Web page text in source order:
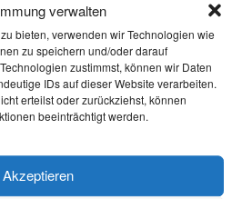
verwalten
bieten, verwenden wir Technologien wie
zu speichern und/oder darauf
zustimmst, können wir Daten
IDs auf dieser Website verarbeiten.
erteilst oder zurückziehst, können
beeinträchtigt werden.
Akzeptieren